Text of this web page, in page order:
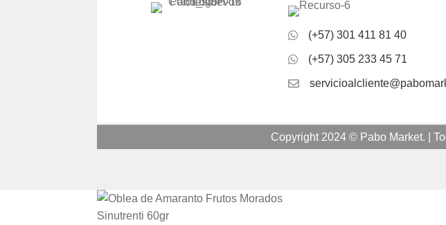
(+57) 301 411 81 40
(+57) 305 233 45 71
Copyright 2024 © Pabo Market. |